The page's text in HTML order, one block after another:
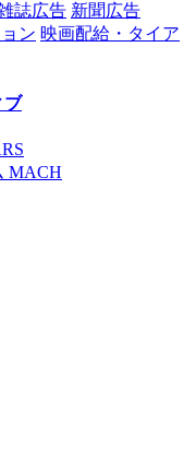
誌広告 新聞広告
ン 映画配給・タイア
ブ
MACH